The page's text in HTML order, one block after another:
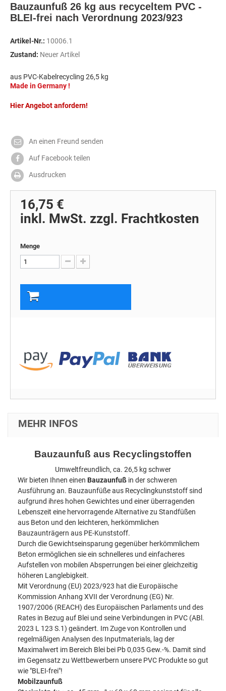
Bauzaunfuß 26 kg aus recyceltem PVC -
BLEI-frei nach Verordnung 2023/923
Artikel-Nr.: 10006.1
Zustand: Neuer Artikel
aus PVC-Kabelrecycling 26,5 kg
Made in Germany !
Hier Angebot anfordern!
An einen Freund senden
Auf Facebook teilen
Ausdrucken
16,75 €
inkl. MwSt. zzgl. Frachtkosten
Menge
MEHR INFOS
Bauzaunfuß aus Recyclingstoffen
Umweltfreundlich, ca. 26,5 kg schwer
Wir bieten Ihnen einen Bauzaunfuß in der schweren
Ausführung an. Bauzaunfüße aus Recyclingkunststoff sind
aufgrund ihres hohen Gewichtes und einer überragenden
Lebenszeit eine hervorragende Alternative zu Standfüßen
aus Beton und den leichteren, herkömmlichen
Bauzaunträgern aus PE-Kunststoff.
Durch die Gewichtseinsparung gegenüber herkömmlichem
Beton ermöglichen sie ein schnelleres und einfacheres
Aufstellen von mobilen Absperrungen bei einer gleichzeitig
höheren Langlebigkeit.
Mit Verordnung (EU) 2023/923 hat die Europäische
Kommission Anhang XVII der Verordnung (EG) Nr.
1907/2006 (REACH) des Europäischen Parlaments und des
Rates in Bezug auf Blei und seine Verbindungen in PVC (ABl.
2023 L 123 S.1) geändert. Im Zuge von Kontrollen und
regelmäßigen Analysen des Inputmaterials, lag der
Maximalwert im Bereich Blei bei Pb 0,035 Gew.-%. Damit sind
im Gegensatz zu Wettbewerbern unsere PVC Produkte so gut
wie "BLEI-frei"!
Mobilzaunfuß